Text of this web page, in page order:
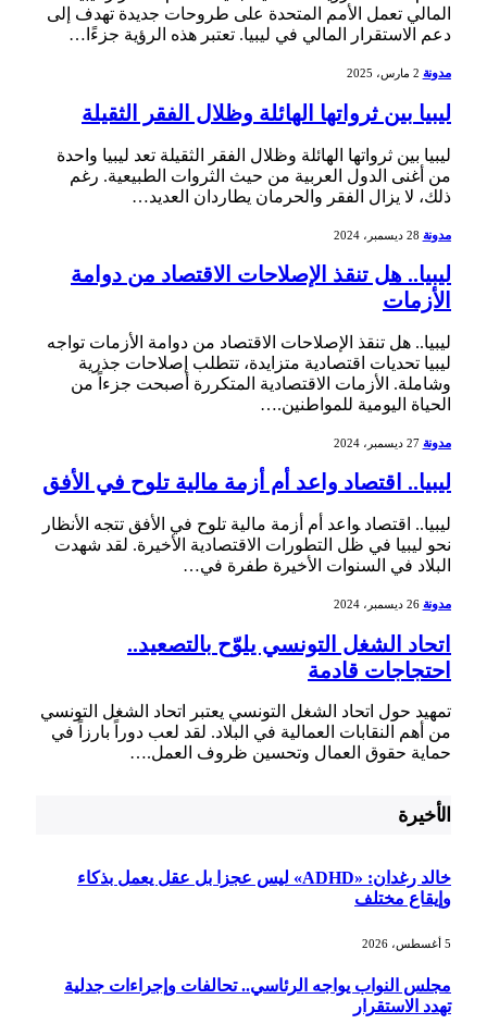
المالي تعمل ⁣الأمم المتحدة على طروحات جديدة تهدف إلى⁢
دعم الاستقرار المالي في ليبيا. تعتبر هذه الرؤية⁣ جزءًا…
مدونة 2 مارس، 2025
ليبيا بين ثرواتها الهائلة وظلال الفقر الثقيلة
ليبيا بين ثرواتها الهائلة⁣ وظلال الفقر الثقيلة تعد ليبيا واحدة
من ‌أغنى الدول العربية من حيث الثروات الطبيعية. رغم‌
ذلك، لا يزال الفقر والحرمان يطاردان⁣ العديد…
مدونة 28 ديسمبر، 2024
ليبيا.. هل تنقذ الإصلاحات الاقتصاد من دوامة
الأزمات
ليبيا.. هل تنقذ الإصلاحات الاقتصاد من دوامة الأزمات تواجه
ليبيا تحديات اقتصادية متزايدة، تتطلب ⁤إصلاحات جذرية
وشاملة. الأزمات الاقتصادية المتكررة أصبحت جزءاً من
⁣الحياة اليومية للمواطنين.…
مدونة 27 ديسمبر، 2024
ليبيا.. اقتصاد واعد أم أزمة مالية تلوح في الأفق
ليبيا.. اقتصاد ‍واعد ⁢أم ‌أزمة‍ مالية تلوح في الأفق تتجه الأنظار
نحو ليبيا في ظل التطورات الاقتصادية الأخيرة. لقد شهدت
البلاد في ⁤السنوات⁤ الأخيرة طفرة في⁣…
مدونة 26 ديسمبر، 2024
اتحاد الشغل التونسي يلوّح بالتصعيد..
احتجاجات قادمة
تمهيد حول اتحاد الشغل التونسي يعتبر اتحاد الشغل التونسي
من أهم النقابات العمالية في البلاد. لقد لعب دوراً ⁤بارزاً في
حماية حقوق العمال وتحسين ظروف العمل.…
الأخيرة
خالد رغدان: «ADHD» ليس عجزا بل عقل يعمل بذكاء
وإيقاع مختلف
مجلس النواب يواجه الرئاسي.. تحالفات وإجراءات جدلية
تهدد الاستقرار